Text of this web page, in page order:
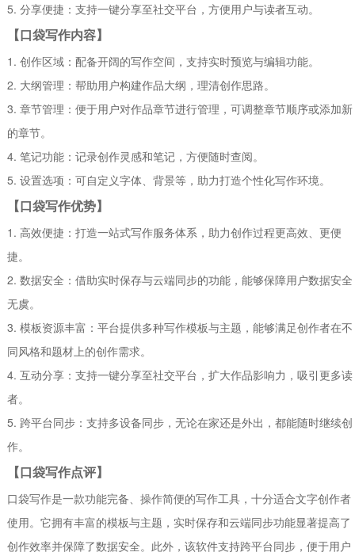
5. 分享便捷：支持一键分享至社交平台，方便用户与读者互动。
【口袋写作内容】
1. 创作区域：配备开阔的写作空间，支持实时预览与编辑功能。
2. 大纲管理：帮助用户构建作品大纲，理清创作思路。
3. 章节管理：便于用户对作品章节进行管理，可调整章节顺序或添加新
的章节。
4. 笔记功能：记录创作灵感和笔记，方便随时查阅。
5. 设置选项：可自定义字体、背景等，助力打造个性化写作环境。
【口袋写作优势】
1. 高效便捷：打造一站式写作服务体系，助力创作过程更高效、更便
捷。
2. 数据安全：借助实时保存与云端同步的功能，能够保障用户数据安全
无虞。
3. 模板资源丰富：平台提供多种写作模板与主题，能够满足创作者在不
同风格和题材上的创作需求。
4. 互动分享：支持一键分享至社交平台，扩大作品影响力，吸引更多读
者。
5. 跨平台同步：支持多设备同步，无论在家还是外出，都能随时继续创
作。
【口袋写作点评】
口袋写作是一款功能完备、操作简便的写作工具，十分适合文字创作者
使用。它拥有丰富的模板与主题，实时保存和云端同步功能显著提高了
创作效率并保障了数据安全。此外，该软件支持跨平台同步，便于用户